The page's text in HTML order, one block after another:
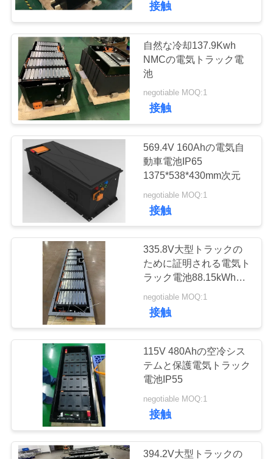
し
な
さ
い
地
ラ
ー
ー
リチウム イオン カ
ー・バッテリー
19
特別な車電池
22
容器化されたBESS
6
家の蓄電池
接触
自然な冷却137.9Kwh
NMCの電気トラック電
池
negotiable MOQ:1
接触
569.4V 160Ahの電気自
動車電池IP65
1375*538*430mm次元
negotiable MOQ:1
接触
335.8V大型トラックの
ために証明される電気ト
ラック電池88.15kWh
negotiable MOQ:1
接触
115V 480Ahの空冷シス
テムと保護電気トラック
電池IP55
negotiable MOQ:1
接触
394.2V大型トラックの